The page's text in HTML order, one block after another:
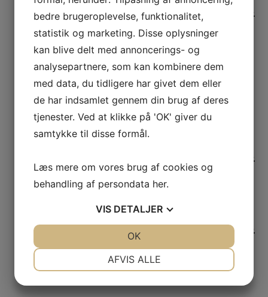
78,00kr. – 1.925,00kr.Prisinterval: 78,00 kr. til 1.925,00 kr.
Vælg muligheder
Ash Grey – No. W9
444,00kr. – 1.925,00kr.Prisinterval: 444,00 kr. til
1.925,00 kr. Vælg muligheder
Sap Green – No. 199
Prisinterval: 78,00 kr. til 1.925,00 kr.
Vælg muligheder
Beverly – No. 310
78,00
Prisinterval: 78,00 kr. til 1.925,00 kr.
Vælg muligheder
bedre brugeroplevelse, funktionalitet,
statistik og marketing. Disse oplysninger
kan blive delt med annoncerings- og
analysepartnere, som kan kombinere dem
med data, du tidligere har givet dem eller
de har indsamlet gennem din brug af deres
tjenester. Ved at klikke på 'OK' giver du
samtykke til disse formål.
Læs mere om vores brug af cookies og
behandling af persondata her.
VIS DETALJER
AFVIS ALLE
OK